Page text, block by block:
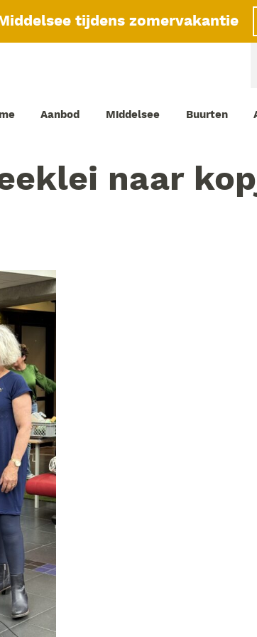
tijdens zomervakantie
Aanbod Middelsee Buurten
naar